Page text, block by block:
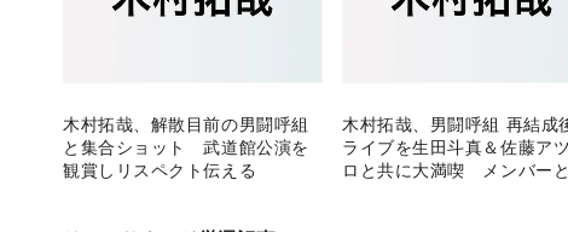
木村拓哉、解散目前の男闘呼組
と集合ショット 武道館公演を
観賞しリスペクト伝える
木村拓哉、男闘呼組 再結成
ライブを生田斗真＆佐藤ア
ロと共に大満喫 メンバー